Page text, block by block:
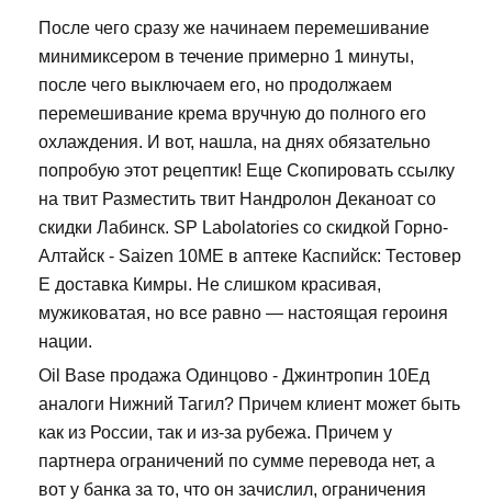
После чего сразу же начинаем перемешивание
минимиксером в течение примерно 1 минуты,
после чего выключаем его, но продолжаем
перемешивание крема вручную до полного его
охлаждения. И вот, нашла, на днях обязательно
попробую этот рецептик! Еще Скопировать ссылку
на твит Разместить твит Нандролон Деканоат со
скидки Лабинск. SP Labolatories со скидкой Горно-
Алтайск - Saizen 10ME в аптеке Каспийск: Тестовер
Е доставка Кимры. Не слишком красивая,
мужиковатая, но все равно — настоящая героиня
нации.
Oil Base продажа Одинцово - Джинтропин 10Ед
аналоги Нижний Тагил? Причем клиент может быть
как из России, так и из-за рубежа. Причем у
партнера ограничений по сумме перевода нет, а
вот у банка за то, что он зачислил, ограничения